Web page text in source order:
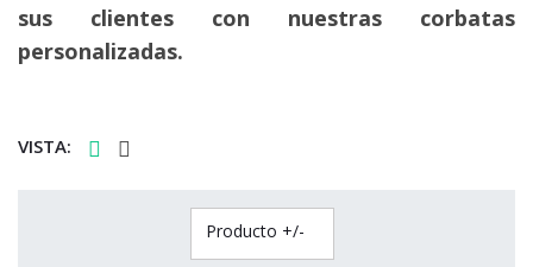
sus clientes con nuestras corbatas
personalizadas.
VISTA:
Producto +/-